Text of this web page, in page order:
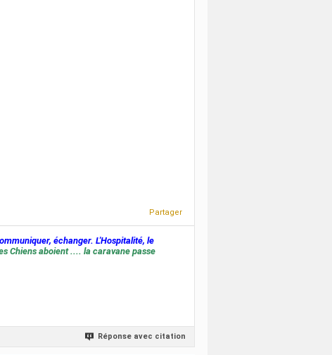
Partager
échanger. L'Hospitalité, le
Chiens aboient .... la caravane passe
Réponse avec citation